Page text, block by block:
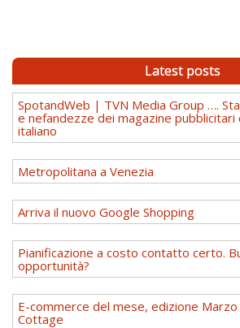
Latest posts
SpotandWeb | TVN Media Group ….
e nefandezze dei magazine pubblicitari
italiano
Metropolitana a Venezia
Arriva il nuovo Google Shopping
Pianificazione a costo contatto certo.
opportunità?
E-commerce del mese, edizione Marzo
Cottage